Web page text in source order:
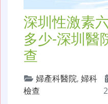
深圳性激素
多少-深圳醫
查
婦產科醫院, 婦科
檢查